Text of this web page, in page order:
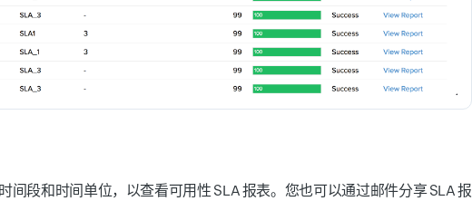
间段和时间单位，以查看可用性 SLA 报表。您也可以通过邮件分享 SLA 报